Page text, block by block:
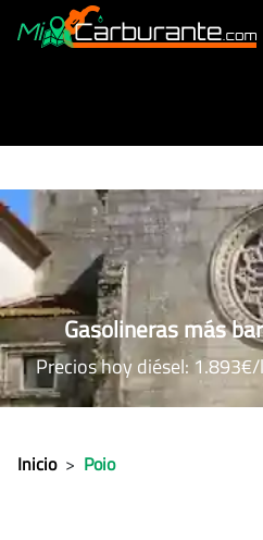
ABIERTAS 24H
ÚLTIMAS MATRÍCULAS
FAVORITAS
Gasolineras más
Precios hoy diésel:
Inicio > Poio